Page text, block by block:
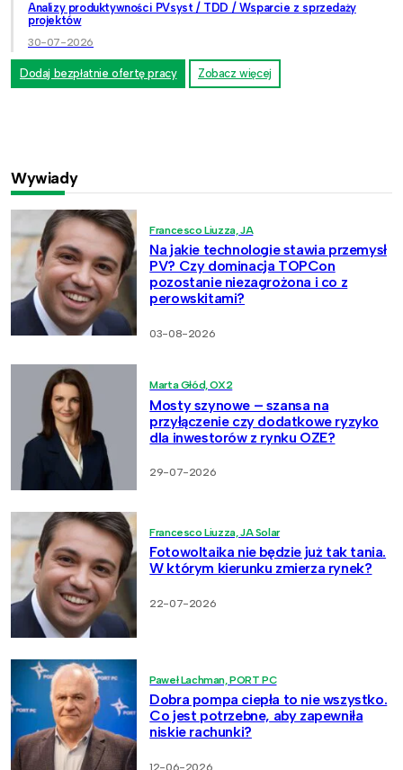
Analizy produktywności PVsyst / TDD / Wsparcie z sprzedaży
projektów
30-07-2026
Dodaj bezpłatnie ofertę pracy Zobacz więcej
Wywiady
Francesco Liuzza, JA
Na jakie technologie stawia przemysł
PV? Czy dominacja TOPCon
pozostanie niezagrożona i co z
perowskitami?
03-08-2026
Marta Głód, OX2
Mosty szynowe – szansa na
przyłączenie czy dodatkowe ryzyko
dla inwestorów z rynku OZE?
29-07-2026
Francesco Liuzza, JA Solar
Fotowoltaika nie będzie już tak tania.
W którym kierunku zmierza rynek?
22-07-2026
Paweł Lachman, PORT PC
Dobra pompa ciepła to nie wszystko.
Co jest potrzebne, aby zapewniła
niskie rachunki?
12-06-2026